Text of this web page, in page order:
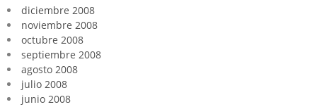
diciembre 2008
noviembre 2008
octubre 2008
septiembre 2008
agosto 2008
julio 2008
junio 2008